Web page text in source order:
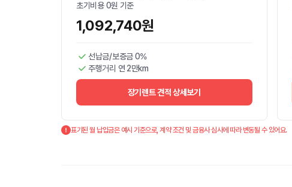
초기비용 0원 기준
1,092,740원
선납금/보증금 0%
주행거리 연 2만km
장기렌트 견적 상세보기
표기된 월 납입금은 예시 기준으로, 계약 조건 및 금융사 심사에 따라 변동될 수 있어요.